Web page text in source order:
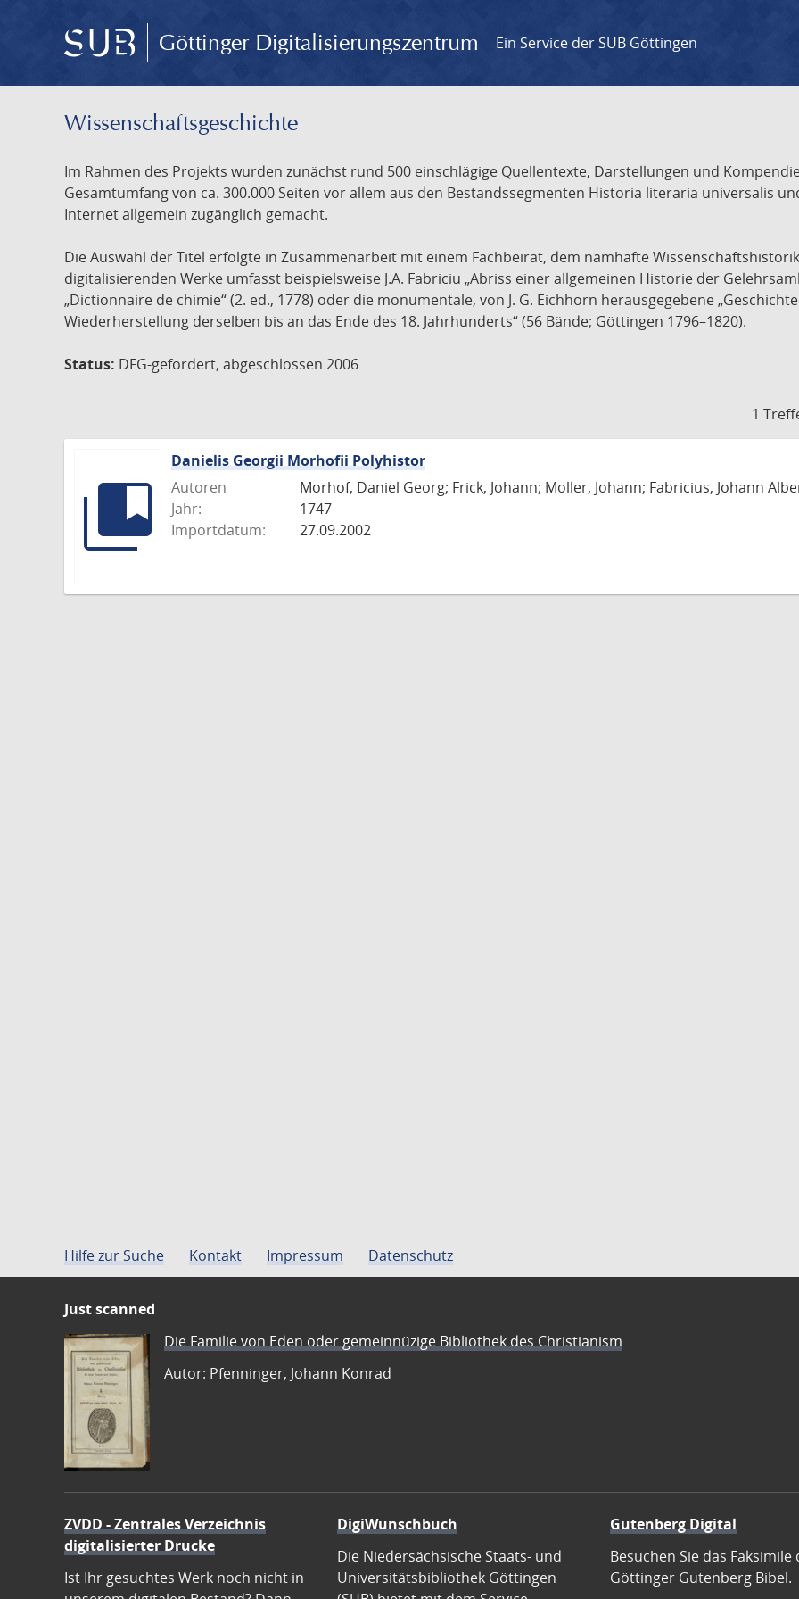
Göttinger Digitalisierungszentrum Ein Service der SUB Göttingen
Wissenschafts­geschichte
Im Rahmen des Projekts wurden zunächst rund 500 einschlägige Quellentexte, Darstellungen und
Gesamtumfang von ca. 300.000 Seiten vor allem aus den Bestandssegmenten Historia literaria universalis
Internet allgemein zugänglich gemacht.
Die Auswahl der Titel erfolgte in Zusammenarbeit mit einem Fachbeirat, dem namhafte
digitalisierenden Werke umfasst beispielsweise J.A. Fabriciu „Abriss einer allgemeinen Historie der
„Dictionnaire de chimie“ (2. ed., 1778) oder die monumentale, von J. G. Eichhorn herausgegebene
Wiederherstellung derselben bis an das Ende des 18. Jahrhunderts“ (56 Bände; Göttingen 1796–1820).
Status: DFG-gefördert, abgeschlossen 2006
1
Danielis Georgii Morhofii Polyhistor
Autoren
Morhof, Daniel Georg; Frick, Johann; Moller, Johann; Fabricius, Johann
Jahr:
1747
Importdatum:
27.09.2002
Hilfe zur Suche Kontakt Impressum Datenschutz
Just scanned
Die Familie von Eden oder gemeinnüzige Bibliothek des Christianism
Autor: Pfenninger, Johann Konrad
ZVDD - Zentrales Verzeichnis
digitalisierter Drucke
Ist Ihr gesuchtes Werk noch nicht in
DigiWunschbuch
Die Niedersächsische Staats- und
Universitätsbibliothek Göttingen
Gutenberg Digital
Besuchen Sie das Faksimile
Göttinger Gutenberg Bibel.